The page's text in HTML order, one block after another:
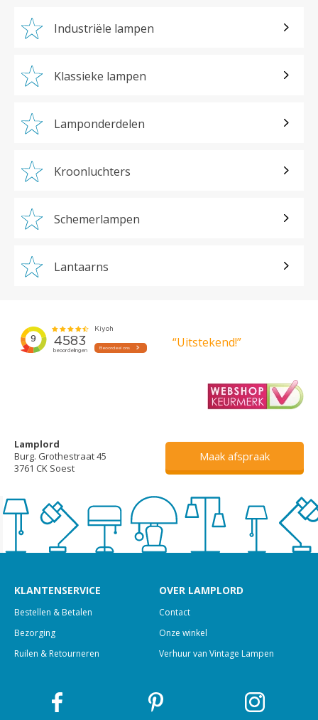
Industriële lampen
Klassieke lampen
Lamponderdelen
Kroonluchters
Schemerlampen
Lantaarns
“Uitstekend!”
Lamplord
Burg. Grothestraat 45
3761 CK Soest
Maak afspraak
KLANTENSERVICE
Bestellen & Betalen
Bezorging
Ruilen & Retourneren
OVER LAMPLORD
Contact
Onze winkel
Verhuur van Vintage Lampen